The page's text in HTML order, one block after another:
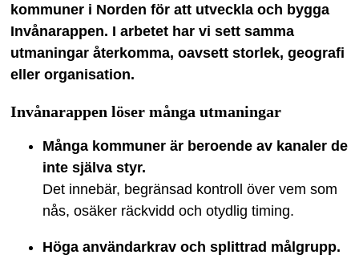
kommuner i Norden för att utveckla och bygga
Invånarappen. I arbetet har vi sett samma
utmaningar återkomma, oavsett storlek, geografi
eller organisation.
Invånarappen löser många utmaningar
Många kommuner är beroende av kanaler de
inte själva styr.
Det innebär, begränsad kontroll över vem som
nås, osäker räckvidd och otydlig timing.
Höga användarkrav och splittrad målgrupp.